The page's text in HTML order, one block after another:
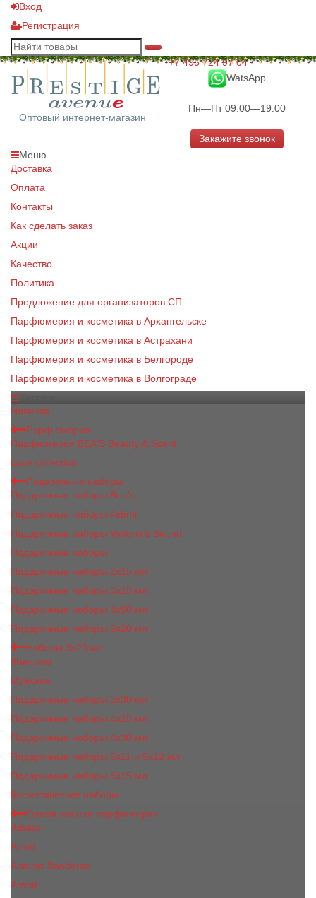
Вход
Регистрация
Оптовый интернет-магазин
+7 495 724 97 04
WatsApp
Пн—Пт 09:00—19:00
Закажите звонок
Меню
Доставка
Оплата
Контакты
Как сделать заказ
Акции
Качество
Политика
Предложение для организаторов СП
Парфюмерия и косметика в Архангельске
Парфюмерия и косметика в Астрахани
Парфюмерия и косметика в Белгороде
Парфюмерия и косметика в Волгограде
Новинки
Парфюмерия
Парфюмерия BEA'S Beauty & Scent
Luxe collection
Подарочные наборы
Подарочные наборы Bea's
Подарочные наборы 4х5ml
Подарочные наборы Victoria's Secret
Подарочные наборы
Подарочные наборы 2x15 мл
Подарочные наборы 3х15 мл
Подарочные наборы 3x50 мл
Подарочные наборы 3x20 мл
Наборы 3х20 мл
Женские
Мужские
Подарочные наборы 3х30 мл
Подарочные наборы 4x15 мл
Подарочные наборы 4x30 мл
Подарочные наборы 5x11 и 5х12 мл
Подарочные наборы 5x15 мл
Косметические наборы
Оригинальная парфюмерия
Adidas
Ajmal
Antonio Banderas
Armaf